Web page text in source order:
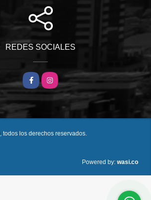
REDES SOCIALES
FacebookInstagram
, todos los derechos reservados.
Powered by: wasi.co